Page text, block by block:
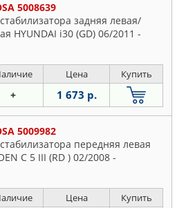
5008639
задняя левая/
HYUNDAI i30 (GD) 06/2011 -
Цена Купить
+ 1 673 р.
5009982
передняя левая
C 5 III (RD ) 02/2008 -
Цена Купить